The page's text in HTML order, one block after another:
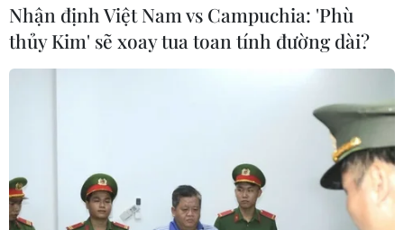
Xem thêm
Nhận định Việt Nam vs Campuchia: 'Phù
thủy Kim' sẽ xoay tua toan tính đường dài?